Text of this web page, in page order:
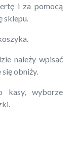
i za pomocą
sklepu.
należy wpisać
obniży.
kasy, wyborze